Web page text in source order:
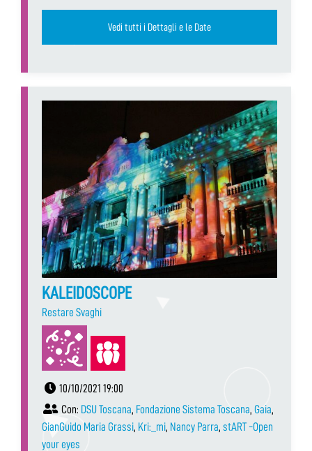
Vedi tutti i Dettagli e le Date
KALEIDOSCOPE
Restare Svaghi
10/10/2021 19:00
Con: DSU Toscana, Fondazione Sistema Toscana, Gaia,
GianGuido Maria Grassi, Kri:_mi, Nancy Parra, stART -Open
your eyes